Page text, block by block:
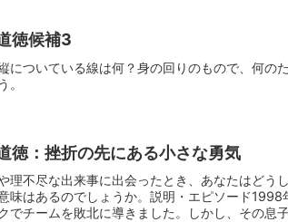
徳候補3
についている線は何？身の回りのもので、何の
。
徳：挫折の先にある小さな勇気
理不尽な出来事に出会ったとき、あなたはどう
味はあるのでしょうか。説明・エピソード
でチームを敗北に導きました。しかし、その息